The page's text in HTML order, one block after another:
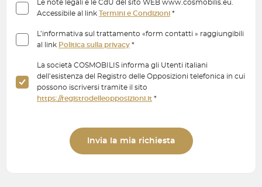
Le note legali e le CdU del sito WEB www.cosmobilis.eu.
Accessibile al link Termini e Condizioni *
L’informativa sul trattamento «form contatti » raggiungibili
al link Politica sulla privacy *
La società COSMOBILIS informa gli Utenti italiani
dell’esistenza del Registro delle Opposizioni telefonica in cui
possono iscriversi tramite il sito
https://registrodelleopposizioni.it *
Invia la mia richiesta